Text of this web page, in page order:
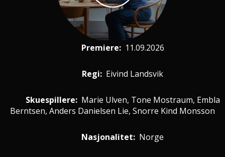
Premiere: 11.09.2026
Regi: Eivind Landsvik
Skuespillere: Marie Ulven, Tone Mostraum, Embla
Berntsen, Anders Danielsen Lie, Snorre Kind Monsson
Nasjonalitet: Norge